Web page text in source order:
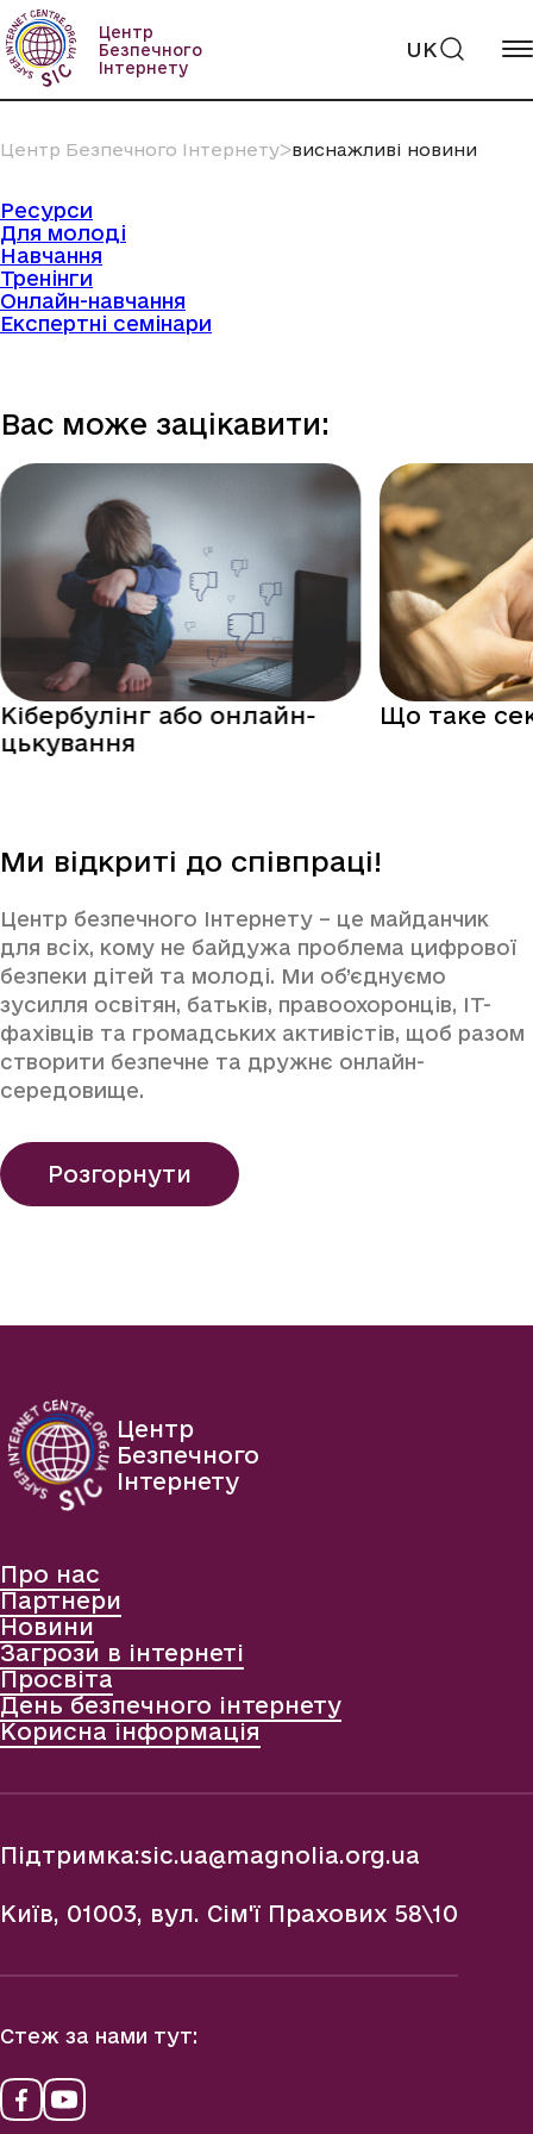
Пропустити
вміст
Центр
Безпечного
Інтернету
UK
Центр Безпечного Інтернетуᐳвиснажливі новини
Ресурси
Для молоді
Навчання
Тренінги
Онлайн-навчання
Експертні семінари
Вас може зацікавити:
Кібербулінг або онлайн-
цькування
Що таке
Ми відкриті до співпраці!
Центр безпечного Інтернету – це майданчик
для всіх, кому не байдужа проблема цифрової
безпеки дітей та молоді. Ми об’єднуємо
зусилля освітян, батьків, правоохоронців, IT-
фахівців та громадських активістів, щоб разом
створити безпечне та дружнє онлайн-
середовище.
Розгорнути
Центр
Безпечного
Інтернету
Про нас
Партнери
Новини
Загрози в інтернеті
Просвіта
День безпечного інтернету
Корисна інформація
Підтримка:sic.ua@magnolia.org.ua
Київ, 01003, вул. Сім'ї Прахових 58\10
Стеж за нами тут: